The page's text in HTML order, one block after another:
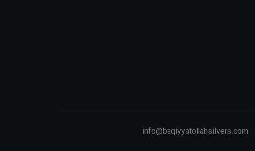
info@baqiyyatollahsilvers.com